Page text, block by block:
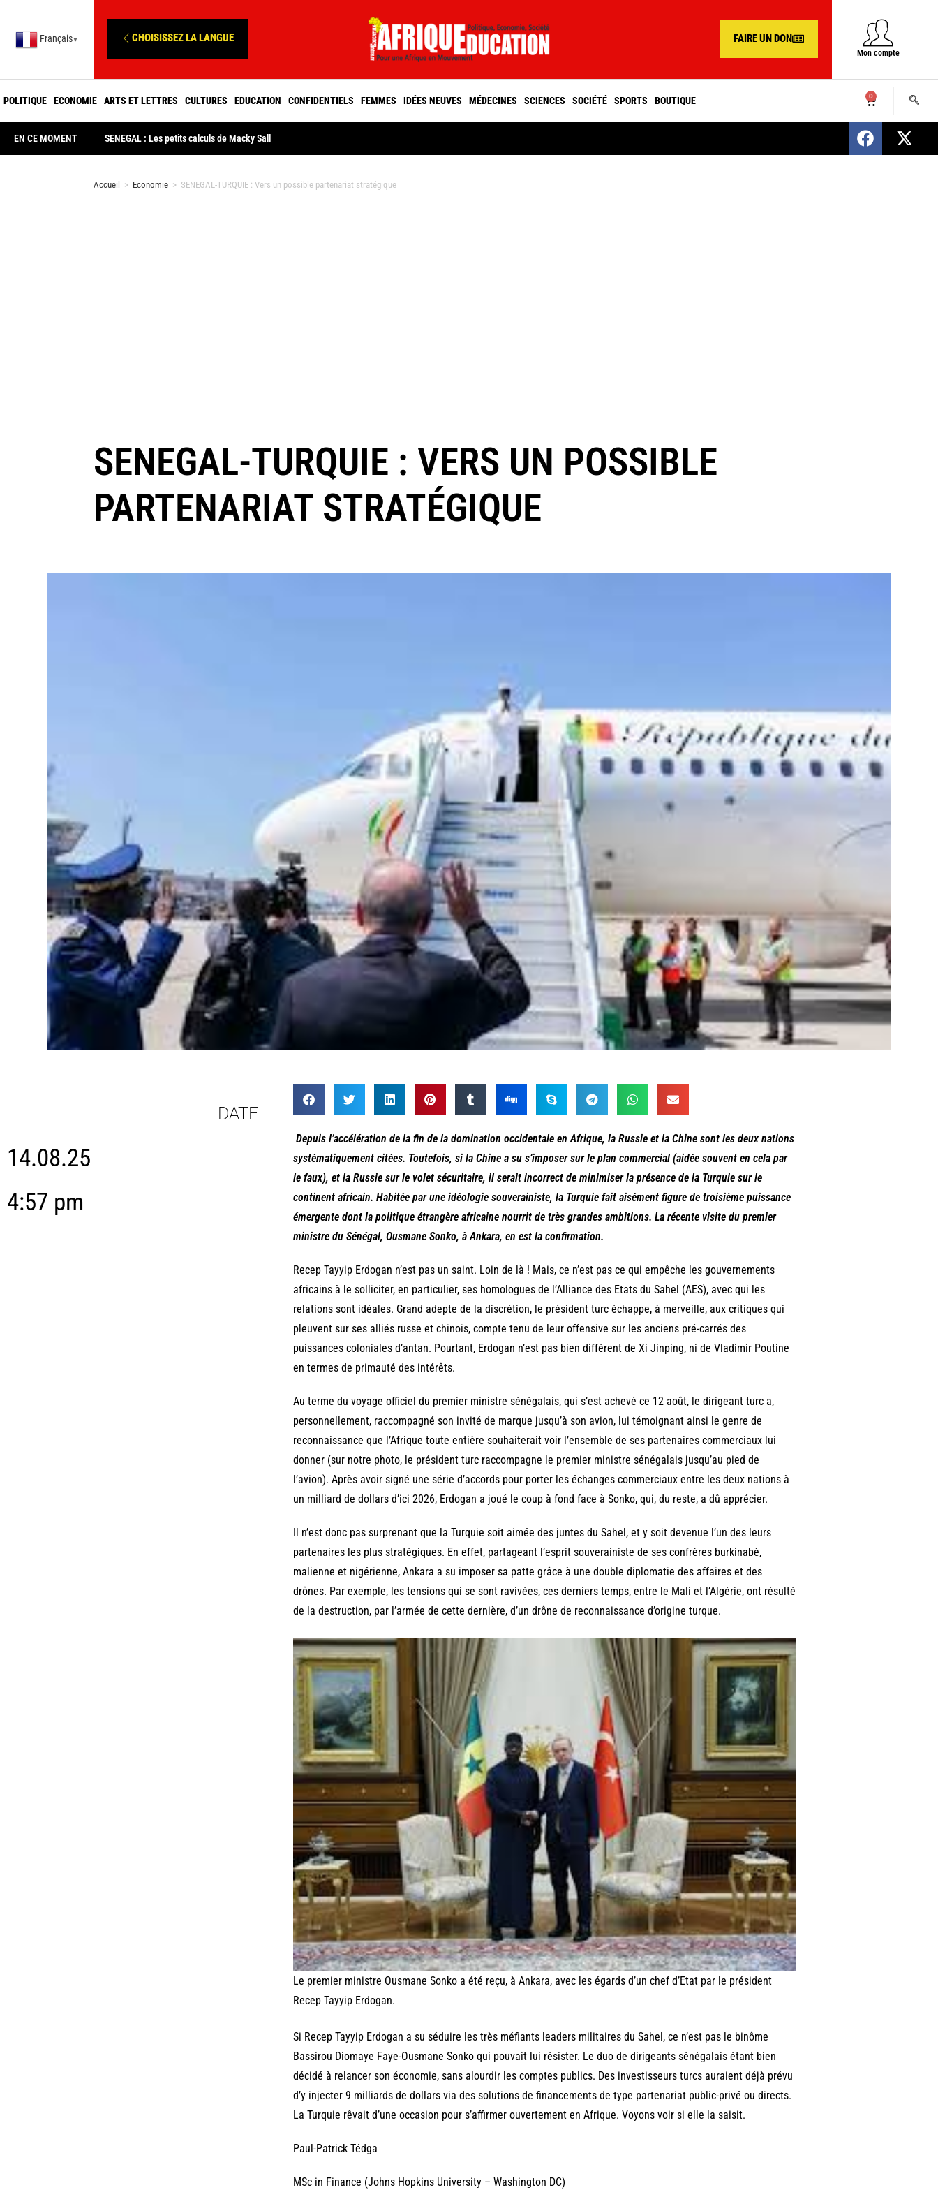
Français ▼ CHOISISSEZ LA LANGUE FAIRE UN DON
Mon compte
POLITIQUE ECONOMIE ARTS ET LETTRES CULTURES EDUCATION CONFIDENTIELS FEMMES IDÉES NEUVES MÉDECINES SCIENCES SOCIÉTÉ SPORTS BOUTIQUE 0
EN CE MOMENT SENEGAL : Les petits calculs de Macky Sall SENEGAL : Nomination d’un nouveau
Accueil > Economie > SENEGAL-TURQUIE : Vers un possible partenariat stratégique
SENEGAL-TURQUIE : VERS UN POSSIBLE
PARTENARIAT STRATÉGIQUE
DATE
14.08.25
4:57 pm
Depuis l’accélération de la fin de la domination occidentale en Afrique, la Russie et la Chine sont les deux nations
systématiquement citées. Toutefois, si la Chine a su s’imposer sur le plan commercial (aidée souvent en cela par
le faux), et la Russie sur le volet sécuritaire, il serait incorrect de minimiser la présence de la Turquie sur le
continent africain. Habitée par une idéologie souverainiste, la Turquie fait aisément figure de troisième puissance
émergente dont la politique étrangère africaine nourrit de très grandes ambitions. La récente visite du premier
ministre du Sénégal, Ousmane Sonko, à Ankara, en est la confirmation.
Recep Tayyip Erdogan n’est pas un saint. Loin de là ! Mais, ce n’est pas ce qui empêche les gouvernements
africains à le solliciter, en particulier, ses homologues de l’Alliance des Etats du Sahel (AES), avec qui les
relations sont idéales. Grand adepte de la discrétion, le président turc échappe, à merveille, aux critiques qui
pleuvent sur ses alliés russe et chinois, compte tenu de leur offensive sur les anciens pré-carrés des
puissances coloniales d’antan. Pourtant, Erdogan n’est pas bien différent de Xi Jinping, ni de Vladimir Poutine
en termes de primauté des intérêts.
Au terme du voyage officiel du premier ministre sénégalais, qui s’est achevé ce 12 août, le dirigeant turc a,
personnellement, raccompagné son invité de marque jusqu’à son avion, lui témoignant ainsi le genre de
reconnaissance que l’Afrique toute entière souhaiterait voir l’ensemble de ses partenaires commerciaux lui
donner (sur notre photo, le président turc raccompagne le premier ministre sénégalais jusqu’au pied de
l’avion). Après avoir signé une série d’accords pour porter les échanges commerciaux entre les deux nations à
un milliard de dollars d’ici 2026, Erdogan a joué le coup à fond face à Sonko, qui, du reste, a dû apprécier.
Il n’est donc pas surprenant que la Turquie soit aimée des juntes du Sahel, et y soit devenue l’un des leurs
partenaires les plus stratégiques. En effet, partageant l’esprit souverainiste de ses confrères burkinabè,
malienne et nigérienne, Ankara a su imposer sa patte grâce à une double diplomatie des affaires et des
drônes. Par exemple, les tensions qui se sont ravivées, ces derniers temps, entre le Mali et l’Algérie, ont résulté
de la destruction, par l’armée de cette dernière, d’un drône de reconnaissance d’origine turque.
Le premier ministre Ousmane Sonko a été reçu, à Ankara, avec les égards d’un chef d’Etat par le président
Recep Tayyip Erdogan.
Si Recep Tayyip Erdogan a su séduire les très méfiants leaders militaires du Sahel, ce n’est pas le binôme
Bassirou Diomaye Faye-Ousmane Sonko qui pouvait lui résister. Le duo de dirigeants sénégalais étant bien
décidé à relancer son économie, sans alourdir les comptes publics. Des investisseurs turcs auraient déjà prévu
d’y injecter 9 milliards de dollars via des solutions de financements de type partenariat public-privé ou directs.
La Turquie rêvait d’une occasion pour s’affirmer ouvertement en Afrique. Voyons voir si elle la saisit.
Paul-Patrick Tédga
MSc in Finance (Johns Hopkins University – Washington DC)